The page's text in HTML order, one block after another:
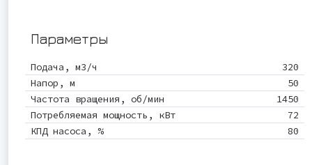
Параметры
Подача, м3/ч
320
Напор, м
50
Частота вращения, об/мин
1450
Потребляемая мощность, кВт
72
КПД насоса, %
80